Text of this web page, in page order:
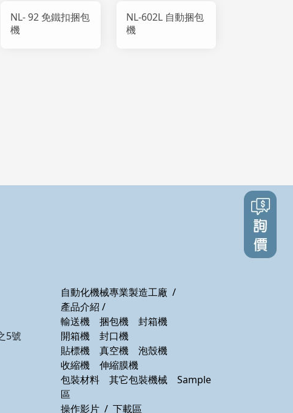
NL- 92 免鐵扣捆包
機
NL-602L 自動捆包
機
5號
自動化機械專業製造工廠 /
產品介紹 /
輸送機
捆包機
封箱機
開箱機
封口機
貼標機
真空機
泡殼機
收縮機
伸縮膜機
包裝材料
其它包裝機械 Sample
區
操作影片 / 下載區